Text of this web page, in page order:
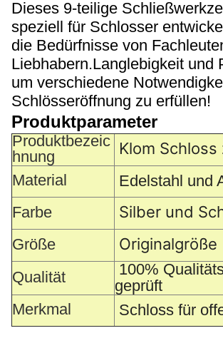
Dieses 9-teilige
speziell für Schlosser
die Bedürfnisse von
Liebhabern.Langlebigkeit und
um verschiedene
Schlösseröffnung zu erfüllen!
Produktparameter
Produktbezeic
hnung
Klom Schloss
Material
Edelstahl und
Farbe
Silber und
Größe Originalgröße
Qualität
100%
geprüft
Merkmal
Schloss für